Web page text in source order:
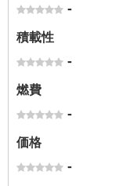
-
積載性
-
燃費
-
価格
-